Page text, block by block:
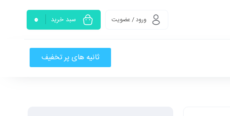
ورود / عضویت سبد خرید 0
ثانیه های پر تخفیف